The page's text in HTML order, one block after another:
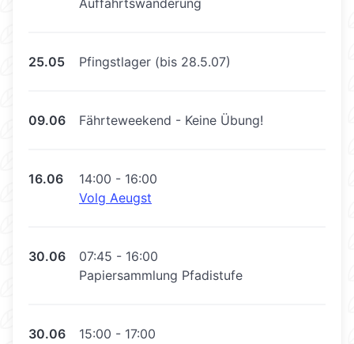
Auffahrtswanderung
25.05 Pfingstlager (bis 28.5.07)
09.06 Fährteweekend - Keine Übung!
16.06
14:00 - 16:00
Volg Aeugst
30.06
07:45 - 16:00
Papiersammlung Pfadistufe
30.06
15:00 - 17:00